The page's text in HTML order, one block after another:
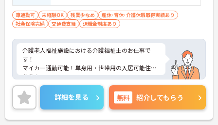
車通勤可 未経験OK 残業少なめ
産休･育休･介護休暇取得実績あり
社会保険完備
交通費支給 退職金制度あり
介護老人福祉施設における介護福祉士のお仕事で
す！
マイカー通勤可能！単身用・世帯用の入居可能住宅
あり！
残業ほぼなし！お仕事のあとの時間も有効に使えま
す。
ご興味ある方には、面接対策ポイントなど、さらに
詳細をお話しいたしますのでお気軽にご相談くださ
い！
詳細を見る 無料 紹介してもらう